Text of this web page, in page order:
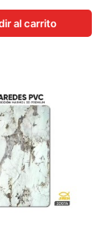
16
al carrito